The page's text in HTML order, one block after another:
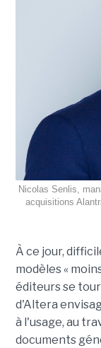
Nicolas Senlis,
acquisitions
À ce jour,
modèles «
éditeurs se
d'Altera
à l'usage, au
documents